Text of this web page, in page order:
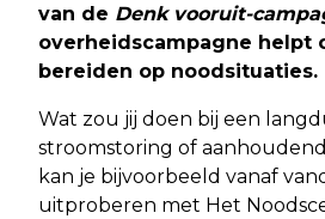
van de Denk vooruit-
overheidscampagne helpt
bereiden op noodsituaties.
Wat zou jij doen bij een
stroomstoring of
kan je bijvoorbeeld vanaf
uitproberen met Het